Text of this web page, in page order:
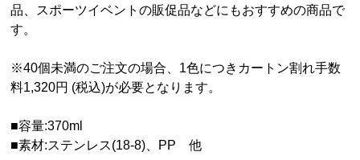
品、スポーツイベントの販促品などにもおすすめの商品で
す。
※40個未満のご注文の場合、1色につきカートン割れ手数
料1,320円 (税込)が必要となります。
■容量:370ml
■素材:ステンレス(18-8)、PP 他